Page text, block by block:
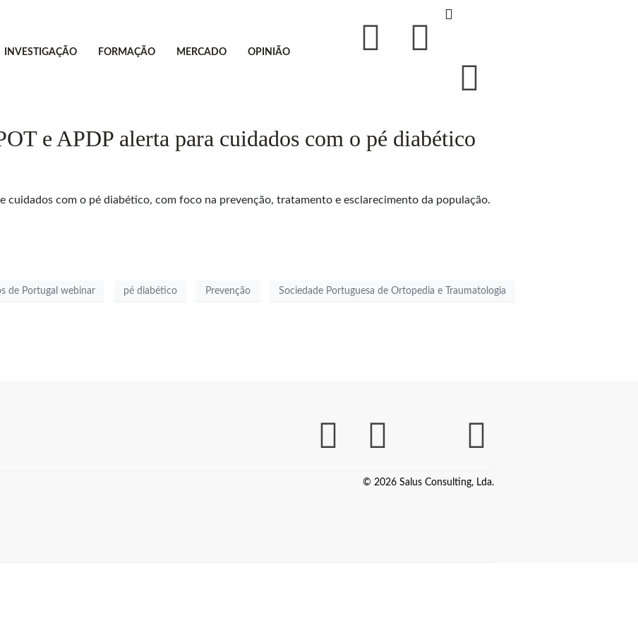
INVESTIGAÇÃO FORMAÇÃO MERCADO OPINIÃO
e APDP alerta para cuidados com o pé diabético
cuidados com o pé diabético, com foco na prevenção, tratamento e esclarecimento da população.
de Portugal webinar pé diabético Prevenção Sociedade Portuguesa de Ortopedia e Traumatologia
© 2026 Salus Consulting, Lda.